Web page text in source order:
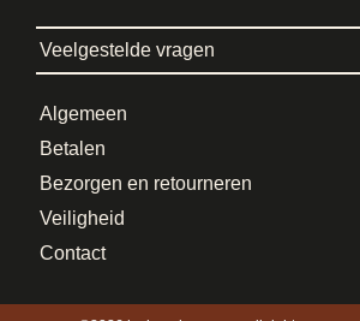
Veelgestelde vragen
Algemeen
Betalen
Bezorgen en retourneren
Veiligheid
Contact